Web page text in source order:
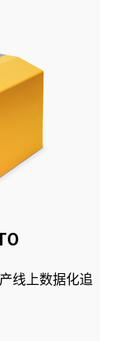
线上数据化追